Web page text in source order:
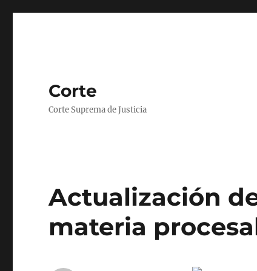
Corte
Corte Suprema de Justicia
Actualización
materia